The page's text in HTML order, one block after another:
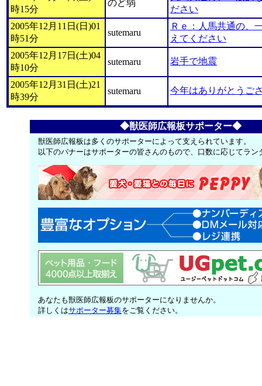
時15分
のど弱
ださい
2005年12月11日(日)01
時51分
sutemaru
Ｒｅ：人馬共通の、
えてください
2005年12月17日(土)04
時10分
sutemaru 岩手で地震
2005年12月31日(土)21
時39分
sutemaru 今年はありがとうご
◆獣医師広報板サポーター◆
獣医師広報板は多くのサポーターによって支えられています。
以下のバナーはサポーターの皆さんのもので、口数に応じてラ
あなたも獣医師広報板のサポーターになりませんか。
詳しくはサポーター募集をご覧ください。